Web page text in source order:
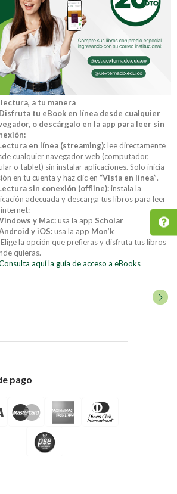
lectura, a tu manera
tu eBook en línea desde cualquier
o descárgalo en la app para leer sin
en línea (streaming):lee directamente
cualquier navegador web (computador,
o tablet) sin instalar aplicaciones. Solo inicia
en tu cuenta y haz clic en “Vista en línea”.
sin conexión (offline):instala la
adecuada y descarga tus libros para leer
internet:
y Mac:usa la app Scholar
Android y iOS:usa la app Mon’k
la opción que prefieras y disfruta tus libros
quieras.
aquí la guía de acceso a eBooks
pago